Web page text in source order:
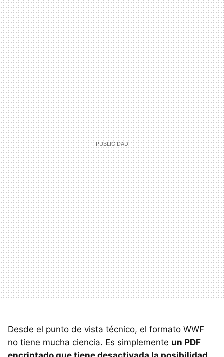
Desde el punto de vista técnico, el formato WWF
no tiene mucha ciencia. Es simplemente un PDF
encriptado que tiene desactivada la posibilidad